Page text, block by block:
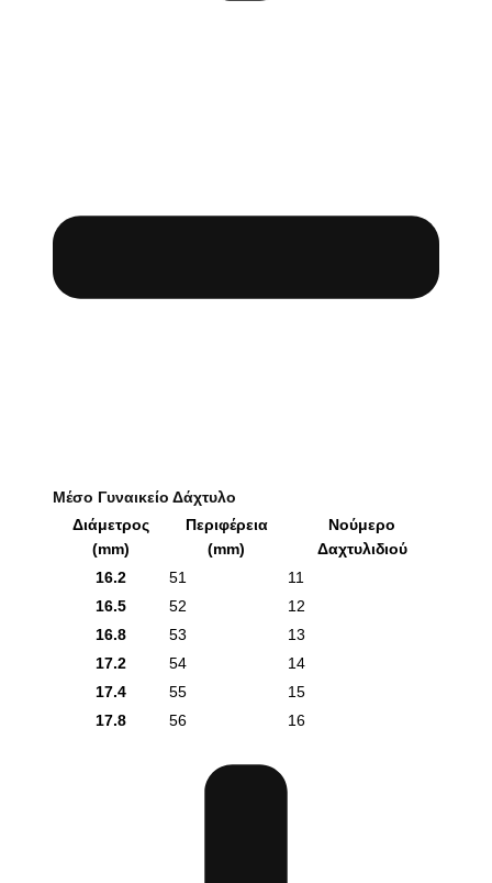
Μέσο Γυναικείο Δάχτυλο
Διάμετρος
(mm)
Περιφέρεια
(mm)
Νούμερο
Δαχτυλιδιού
16.2
51
11
16.5
52
12
16.8
53
13
17.2
54
14
17.4
55
15
17.8
56 16